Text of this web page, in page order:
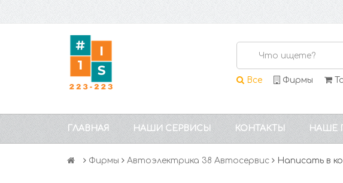
Все Фирмы
ГЛАВНАЯ НАШИ СЕРВИСЫ КОНТАКТЫ НАШЕ
Фирмы Автоэлектрика 38 Автосервис Написать в